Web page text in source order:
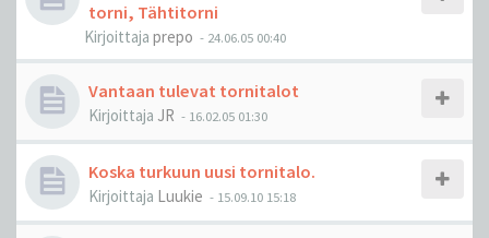
torni, Tähtitorni
Kirjoittaja prepo - 24.06.05 00:40
Vantaan tulevat tornitalot
Kirjoittaja JR - 16.02.05 01:30
Koska turkuun uusi tornitalo.
Kirjoittaja Luukie - 15.09.10 15:18